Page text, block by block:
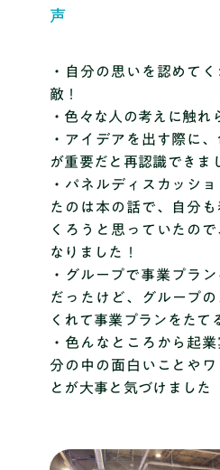
声
・自分の思いを認めて
敵！
・色々な人の考えに触れ
・アイデアを出す際に
が重要だと再認識できま
・パネルディスカッシ
たのは本の話で、自分
くろうと思っていたの
なりました！
・グループで事業プラ
だったけど、グループ
くれて事業プランをたて
・色んなところから起
分の中の面白いことや
とが大事と気づけました